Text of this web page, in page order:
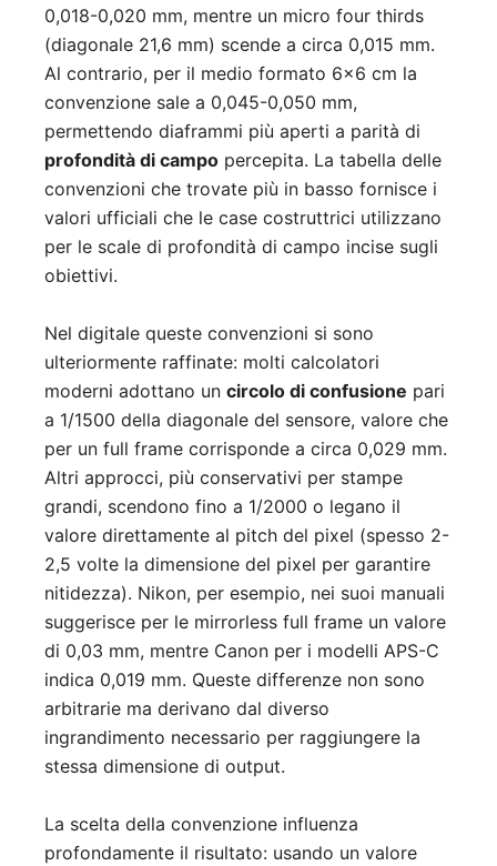
0,018-0,020 mm, mentre un micro four thirds
(diagonale 21,6 mm) scende a circa 0,015 mm.
Al contrario, per il medio formato 6×6 cm la
convenzione sale a 0,045-0,050 mm,
permettendo diaframmi più aperti a parità di
profondità di campo percepita. La tabella delle
convenzioni che trovate più in basso fornisce i
valori ufficiali che le case costruttrici utilizzano
per le scale di profondità di campo incise sugli
obiettivi.
Nel digitale queste convenzioni si sono
ulteriormente raffinate: molti calcolatori
moderni adottano un circolo di confusione pari
a 1/1500 della diagonale del sensore, valore che
per un full frame corrisponde a circa 0,029 mm.
Altri approcci, più conservativi per stampe
grandi, scendono fino a 1/2000 o legano il
valore direttamente al pitch del pixel (spesso 2-
2,5 volte la dimensione del pixel per garantire
nitidezza). Nikon, per esempio, nei suoi manuali
suggerisce per le mirrorless full frame un valore
di 0,03 mm, mentre Canon per i modelli APS-C
indica 0,019 mm. Queste differenze non sono
arbitrarie ma derivano dal diverso
ingrandimento necessario per raggiungere la
stessa dimensione di output.
La scelta della convenzione influenza
profondamente il risultato: usando un valore